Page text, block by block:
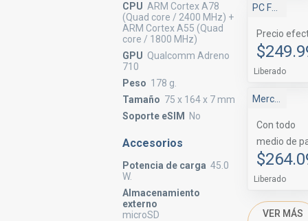
CPU ARM Cortex A78
(Quad core / 2400 MHz) +
ARM Cortex A55 (Quad
core / 1800 MHz)
GPU Qualcomm Adreno
710
Peso 178 g.
Tamaño 75 x 164 x 7 mm
Soporte eSIM
No
Accesorios
Potencia de carga 45.0
W.
Almacenamiento
externo
microSD
Precio
Liberado
Con todo
medio de
Liberado
VER MÁS